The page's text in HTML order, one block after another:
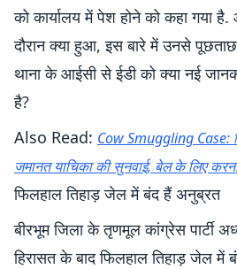
को कार्यालय में पेश होने को कहा
दौरान क्या हुआ, इस बारे में उनसे
थाना के आईसी से ईडी को क्या नई
है?
Also Read: Cow Smuggling Case:
जमानत याचिका की सुनवाई, बेल के लिए
फिलहाल तिहाड़ जेल में बंद हैं अनुब्रत
बीरभूम जिला के तृणमूल कांग्रेस पार्टी
हिरासत के बाद फिलहाल तिहाड़ जेल में